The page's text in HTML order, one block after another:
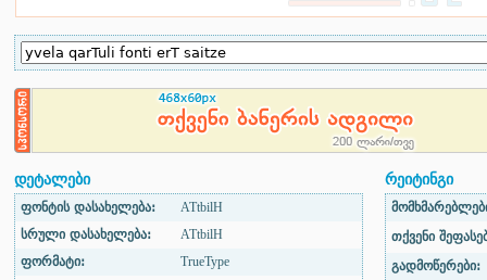
დეტალები
ფონტის დასახელება:
ATtbilH
სრული დასახელება:
ATtbilH
ფორმატი:
TrueType
რეიტინგი
თქვენი
გადმოწერები: